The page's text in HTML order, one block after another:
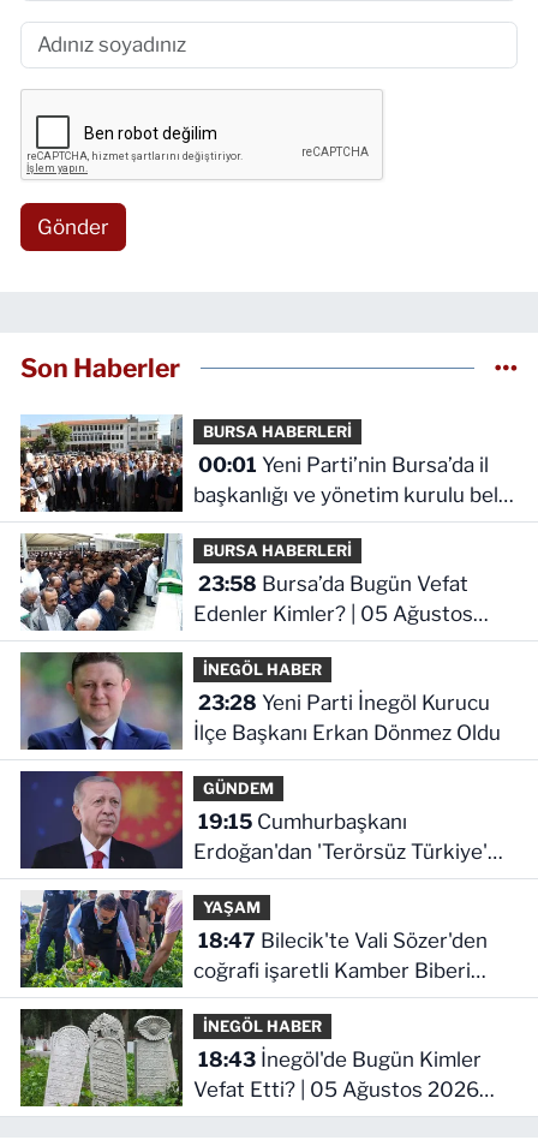
Gönder
Son Haberler
BURSA HABERLERİ
00:01
başkanlığı ve yönetim kurulu belli
oldu
BURSA HABERLERİ
23:58
Edenler Kimler? | 05 Ağustos
2026 Çarşamba
İNEGÖL HABER
23:28
İlçe Başkanı Erkan Dönmez Oldu
GÜNDEM
19:15Cumhurbaşkanı
Erdoğan'dan 'Terörsüz Türkiye'
mesajı
YAŞAM
18:47
coğrafi işaretli Kamber Biberi
hasadı
İNEGÖL HABER
18:43İnegöl'de Bugün Kimler
Vefat Etti? | 05 Ağustos 2026
Çarşamba